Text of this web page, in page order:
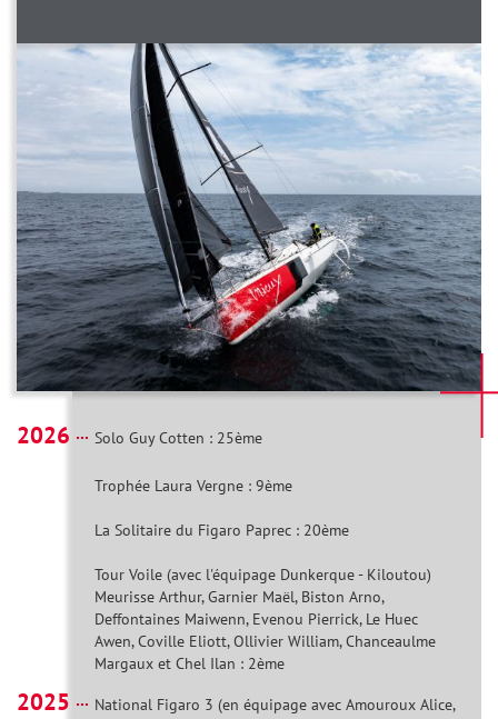
2026 Solo Guy Cotten : 25ème
Trophée Laura Vergne : 9ème
La Solitaire du Figaro Paprec : 20ème
Tour Voile (avec l'équipage Dunkerque - Kiloutou)
Meurisse Arthur, Garnier Maël, Biston Arno,
Deffontaines Maiwenn, Evenou Pierrick, Le Huec
Awen, Coville Eliott, Ollivier William, Chanceaulme
Margaux et Chel Ilan : 2ème
2025
National Figaro 3 (en équipage avec Amouroux Alice,